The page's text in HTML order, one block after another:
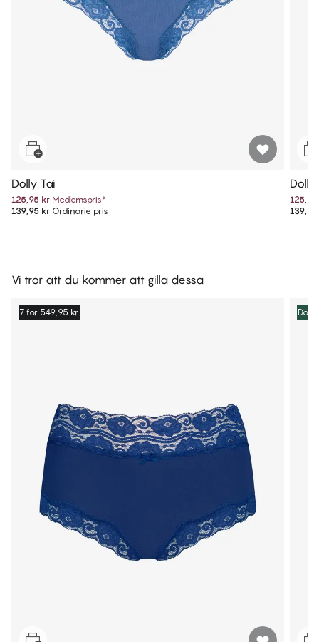
Dolly Tai
125,95 kr Medlemspris*
139,95 kr Ordinarie pris
Dolly
Vi tror att du kommer att gilla dessa
7 for 549,95 kr.